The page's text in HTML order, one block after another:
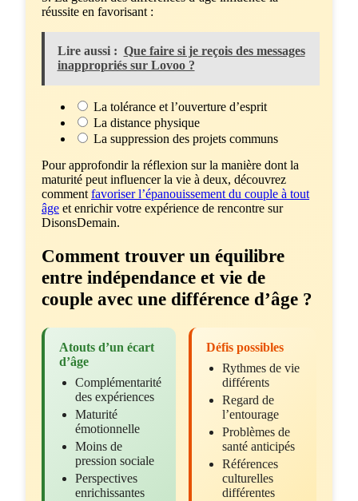
réussite en favorisant :
Lire aussi : Que faire si je reçois des messages
inappropriés sur Lovoo ?
La tolérance et l’ouverture d’esprit
La distance physique
La suppression des projets communs
Pour approfondir la réflexion sur la manière dont la
maturité peut influencer la vie à deux, découvrez
comment favoriser l’épanouissement du couple à tout
âge et enrichir votre expérience de rencontre sur
DisonsDemain.
Comment trouver un équilibre
entre indépendance et vie de
couple avec une différence d’âge ?
Atouts d’un écart
d’âge
Complémentarité
des expériences
Maturité
émotionnelle
Moins de
pression sociale
Perspectives
enrichissantes
Défis possibles
Rythmes de vie
différents
Regard de
l’entourage
Problèmes de
santé anticipés
Références
culturelles
différentes